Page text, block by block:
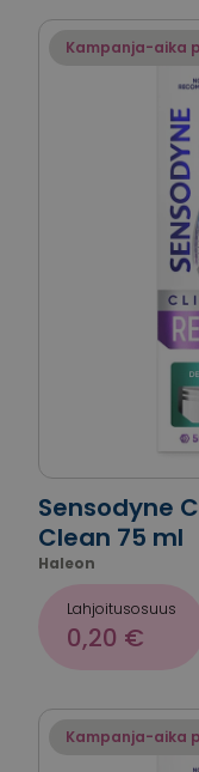
Kampanja-aika
Sensodyne
Clean 75 ml
Haleon
Lahjoitusosuus
0,20 €
Kampanja-aika